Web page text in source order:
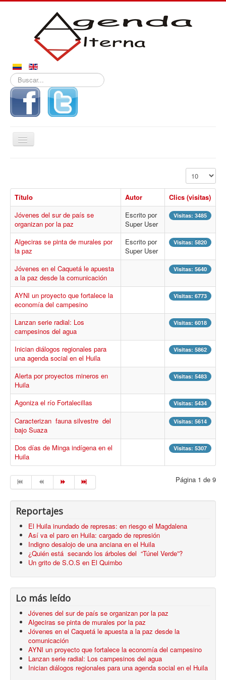
Buscar...
Alternar
navegación
Derechos
Reportajes
Procesos
Cultura
Región
Multimedia
La Agenda
Mostrar #
Título Autor
Clics (visitas)
Jóvenes del sur de país se
organizan por la paz
Escrito por
Super User
Visitas: 3485
Algeciras se pinta de murales por
la paz
Escrito por
Super User
Visitas: 5820
Jóvenes en el Caquetá le apuesta
a la paz desde la comunicación
Visitas: 5640
AYNI un proyecto que fortalece la
economía del campesino
Visitas: 6773
Lanzan serie radial: Los
campesinos del agua
Visitas: 6018
Inician diálogos regionales para
una agenda social en el Huila
Visitas: 5862
Alerta por proyectos mineros en
Huila
Visitas: 5483
Agoniza el río Fortalecillas Visitas: 5434
Caracterizan fauna silvestre del
bajo Suaza
Visitas: 5614
Dos días de Minga indígena en el
Huila
Visitas: 5307
Página 1 de 9
Reportajes
El Huila inundado de represas: en riesgo el Magdalena
Así va el paro en Huila: cargado de represión
Indigno desalojo de una anciana en el Huila
¿Quién está secando los árboles del “Túnel Verde”?
Un grito de S.O.S en El Quimbo
Lo más leído
Jóvenes del sur de país se organizan por la paz
Algeciras se pinta de murales por la paz
Jóvenes en el Caquetá le apuesta a la paz desde la
comunicación
AYNI un proyecto que fortalece la economía del campesino
Lanzan serie radial: Los campesinos del agua
Inician diálogos regionales para una agenda social en el Huila